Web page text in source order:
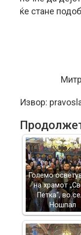
ќе стане
Извор:
Големо
на храмот
Петка“, во
Ношпал